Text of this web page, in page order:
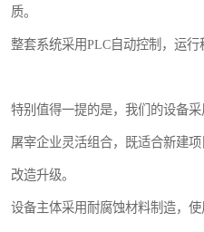
质。
整套系统采用PLC自动控制，运行
特别值得一提的是，我们的设备
屠宰企业灵活组合，既适合新建
改造升级。
设备主体采用耐腐蚀材料制造，